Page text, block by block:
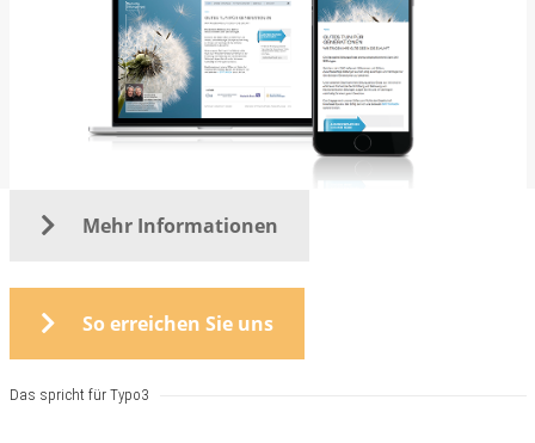
Mehr Informationen
So erreichen Sie uns
Das spricht für Typo3